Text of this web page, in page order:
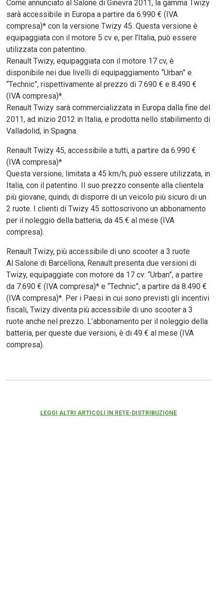
Come annunciato al Salone di Ginevra 2011, la gamma Twizy
sarà accessibile in Europa a partire da 6.990 € (IVA
compresa)* con la versione Twizy 45. Questa versione è
equipaggiata con il motore 5 cv e, per l’Italia, può essere
utilizzata con patentino.
Renault Twizy, equipaggiata con il motore 17 cv, è
disponibile nei due livelli di equipaggiamento “Urban” e
“Technic”, rispettivamente al prezzo di 7.690 € e 8.490 €
(IVA compresa)*.
Renault Twizy sarà commercializzata in Europa dalla fine del
2011, ad inizio 2012 in Italia, e prodotta nello stabilimento di
Valladolid, in Spagna.
Renault Twizy 45, accessibile a tutti, a partire da 6.990 €
(IVA compresa)*
Questa versione, limitata a 45 km/h, può essere utilizzata, in
Italia, con il patentino. Il suo prezzo consente alla clientela
più giovane, quindi, di disporre di un veicolo più sicuro di un
2 ruote. I clienti di Twizy 45 sottoscrivono un abbonamento
per il noleggio della batteria, da 45 € al mese (IVA
compresa).
Renault Twizy, più accessibile di uno scooter a 3 ruote
Al Salone di Barcellona, Renault presenta due versioni di
Twizy, equipaggiate con motore da 17 cv: “Urban”, a partire
da 7.690 € (IVA compresa)* e “Technic”, a partire da 8.490 €
(IVA compresa)*. Per i Paesi in cui sono previsti gli incentivi
fiscali, Twizy diventa più accessibile di uno scooter a 3
ruote anche nel prezzo. L’abbonamento per il noleggio della
batteria, per queste due versioni, è di 49 € al mese (IVA
compresa).
LEGGI ALTRI ARTICOLI IN RETE-DISTRIBUZIONE